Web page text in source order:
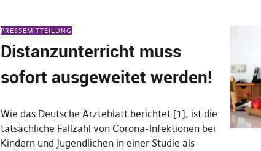
PRESSEMITTEILUNG
Distanzunterricht muss
sofort ausgeweitet werden!
Wie das Deutsche Ärzteblatt berichtet [1], ist die
tatsächliche Fallzahl von Corona-Infektionen bei
Kindern und Jugendlichen in einer Studie als